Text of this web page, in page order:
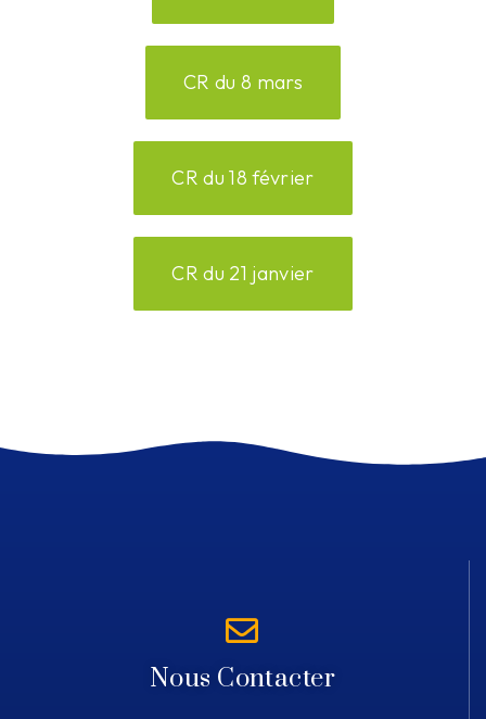
CR du 8 mars
CR du 18 février
CR du 21 janvier
Nous Contacter